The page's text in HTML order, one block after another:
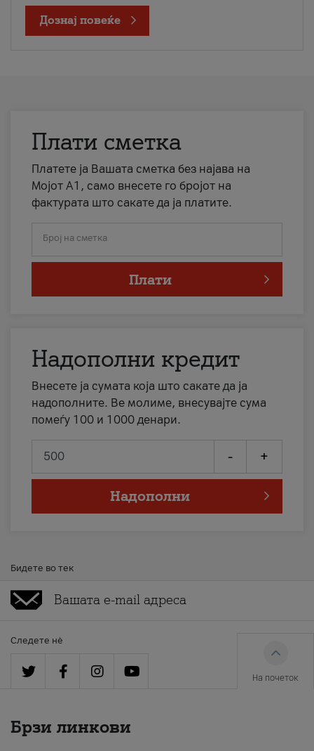
Дознај повеќе
Плати сметка
Платете ја Вашата сметка без најава на
Мојот А1, само внесете го бројот на
фактурата што сакате да ја платите.
Број на сметка
Плати
Надополни кредит
Внесете ја сумата која што сакате да ја
надополните. Ве молиме, внесувајте сума
помеѓу 100 и 1000 денари.
- +
Надополни
Бидете во тек
Следете нè
На почеток
Брзи линкови